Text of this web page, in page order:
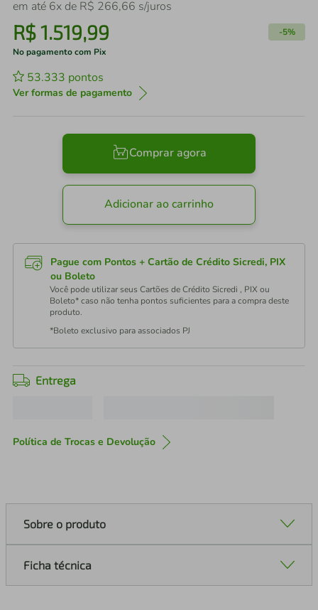
em até 6x de R$ 266,66 s/juros
R$1.519,99 -5%
No pagamento com Pix
53.333 pontos
Ver formas de pagamento
Comprar agora
Adicionar ao carrinho
Pague com Pontos + Cartão de Crédito Sicredi, PIX
ou Boleto
Você pode utilizar seus Cartões de Crédito Sicredi , PIX ou
Boleto* caso não tenha pontos suficientes para a compra deste
produto.
*Boleto exclusivo para associados PJ
Entrega
Política de Trocas e Devolução
Sobre o produto
Ficha técnica